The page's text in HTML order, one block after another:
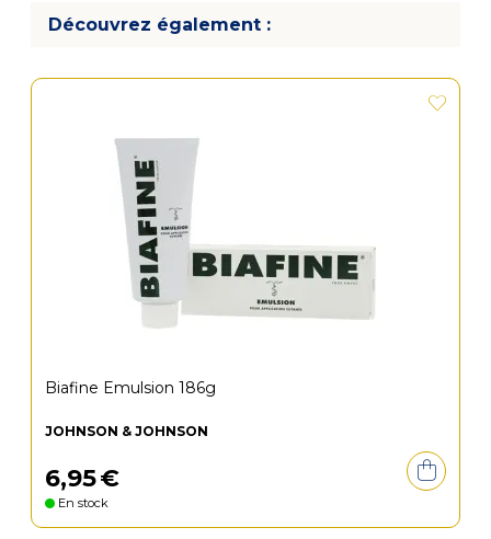
Découvrez également :
Biafine Emulsion 186g
JOHNSON & JOHNSON
6,95€
En stock